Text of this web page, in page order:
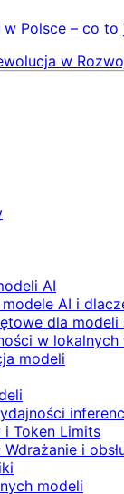
w Polsce – co
w
AI
AI i
dla
w lokalnych
modeli
Token Limits
i
modeli